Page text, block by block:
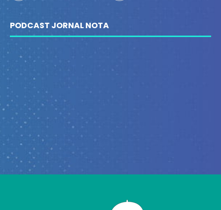
PODCAST JORNAL NOTA